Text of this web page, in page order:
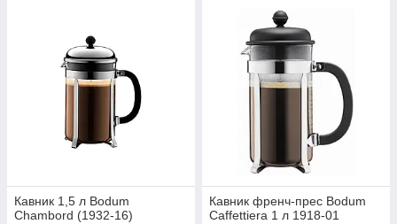
Кавник 1,5 л Bodum
Chambord (1932-16)
Кавник френч-прес Bodum
Caffettiera 1 л 1918-01